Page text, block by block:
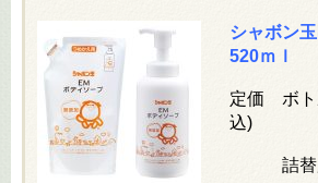
シャボン
520ｍｌ
定価 ボ
込)
詰替用